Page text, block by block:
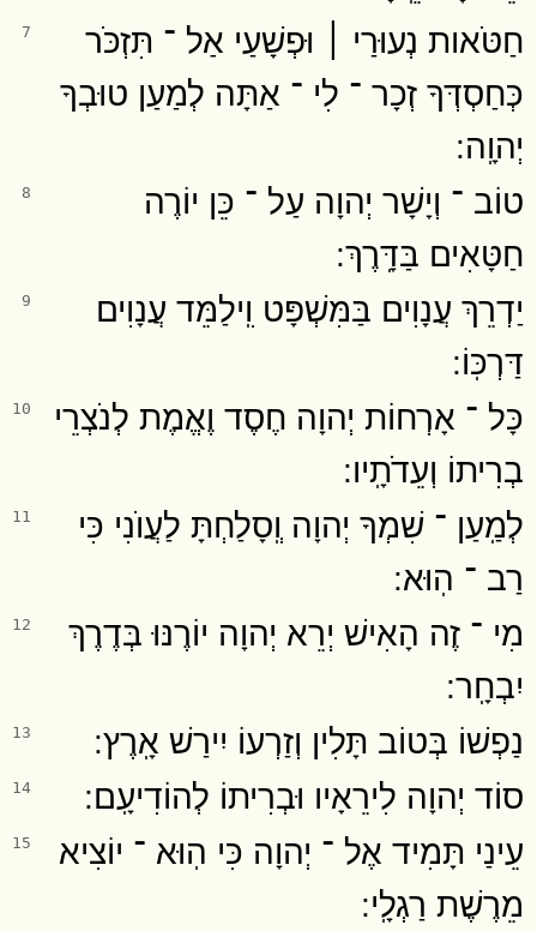
7
חַטֹּאות נְעוּרַי ׀ וּפְשָׁעַי אַל ־ תִּזְכֹּר
כְּחַסְדְּךָ זְכָר ־ לִי ־ אַתָּה לְמַעַן טוּבְךָ
יְהוָֽה ׃
8
טוֹב ־ וְיָשָׁר יְהוָה עַל ־ כֵּן יוֹרֶה
חַטָּאִים בַּדָּֽרֶךְ ׃
9
יַדְרֵךְ עֲנָוִים בַּמִּשְׁפָּט וִֽילַמֵּד עֲנָוִים
דַּרְכּֽוֹ ׃
10
כָּל ־ אָרְחוֹת יְהוָה חֶסֶד וֶאֱמֶת לְנֹצְרֵי
בְרִיתוֹ וְעֵדֹתָֽיו ׃
11
לְמַֽעַן ־ שִׁמְךָ יְהוָה וְֽסָלַחְתָּ לַעֲוֺנִי כִּי
רַב ־ הֽוּא ׃
12
מִי ־ זֶה הָאִישׁ יְרֵא יְהוָה יוֹרֶנּוּ בְּדֶרֶךְ
יִבְחָֽר ׃
13 נַפְשׁוֹ בְּטוֹב תָּלִין וְזַרְעוֹ יִירַשׁ אָֽרֶץ ׃
14 סוֹד יְהוָה לִירֵאָיו וּבְרִיתוֹ לְהוֹדִיעָֽם ׃
15
עֵינַי תָּמִיד אֶל ־ יְהוָה כִּי הֽוּא ־ יוֹצִיא
מֵרֶשֶׁת רַגְלָֽי ׃